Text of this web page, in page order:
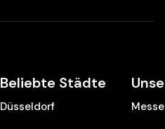
Beliebte Städte
Düsseldorf